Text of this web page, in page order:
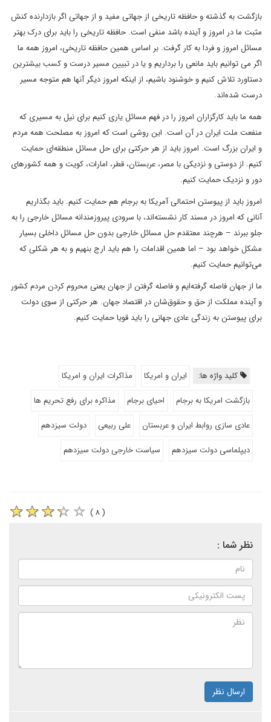
بازگشت به گذشته و حافظه تاریخی از جهاتی مفید و از جهاتی اگر بازدارنده کنش
مثبت ما در امروز و آینده باشد منفی است. حافظه تاریخی را باید برای درک بهتر
مسائل امروز و فردا به کار گرفت. بر اساس همین حافظه تاریخی، امروز همه ما
اگر می توانیم باید مانعی را برداریم و یا در تبیین مسیر درست و کسب بیشترین
دستاورد تلاش کنیم و خوشنود باشیم، از اینکه امروز دیگر آنها هم متوجه مسیر
درست شده‌اند.
همه ما باید کارگزاران امروز را در فهم مسائل یاری کنیم برای نیل به مسیری که
منفعت ملت ایران در آن است. این روشی است که امروز به مصلحت همه مردم
و ایران بزرگ است. امروز باید از هر حرکتی برای حل مسائل منطقه‌ای حمایت
کنیم. از دوستی و نزدیکی با مصر، عربستان، قطر، امارات، کویت و همه کشورهای
دور و نزدیک حمایت کنیم.
امروز باید از پیوستن احتمالی آمریکا به برجام هم حمایت کنیم. باید بگذاریم
آنانی که امروز در مسند کار نشسته‌اند، با سرودی پیروزمندانه مسائل خارجی را به
جلو ببرند – هرچند معتقدم حل مسائل خارجی بدون حل مسائل داخلی بسیار
مشکل خواهد بود – اما همین اقدامات را هم باید ارج بنهیم و به هر شکلی که
می‌توانیم حمایت کنیم.
ما از جهان فاصله گرفته‌ایم و فاصله گرفتن از جهان یعنی محروم کردن مردم کشور
و آینده مملکت از حق و حقوق‌شان در اقتصاد جهان. هر حرکتی از سوی دولت
برای پیوستن به زندگی عادی جهانی را باید قویا حمایت کنیم.
کلید واژه ها: ایران و امریکا
مذاکرات ایران و امریکا
بازگشت امریکا به برجام
احیای برجام
مذاکره برای رفع تحریم ها
عادی سازی روابط ایران و عربستان
علی ربیعی
دولت سیزدهم
دیپلماسی دولت سیزدهم
سیاست خارجی دولت سیزدهم
( ۸ )
نظر شما :
ارسال نظر